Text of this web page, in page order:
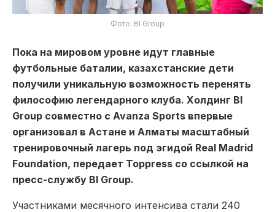
Фото: BI Group
Пока на мировом уровне идут главные
футбольные баталии, казахстанские дети
получили уникальную возможность перенять
философию легендарного клуба. Холдинг BI
Group совместно с Avanza Sports впервые
организовал в Астане и Алматы масштабный
тренировочный лагерь под эгидой Real Madrid
Foundation, передает Toppress со ссылкой на
пресс-службу BI Group.
Участниками месячного интенсива стали 240